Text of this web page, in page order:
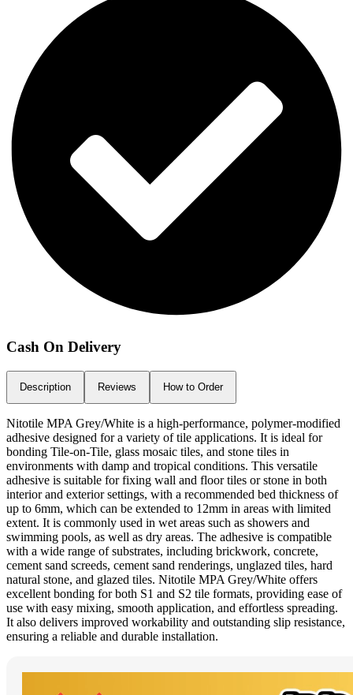
Cash On Delivery
Description Reviews How to Order
Nitotile MPA Grey/White is a high-performance, polymer-modified
adhesive designed for a variety of tile applications. It is ideal for
bonding Tile-on-Tile, glass mosaic tiles, and stone tiles in
environments with damp and tropical conditions. This versatile
adhesive is suitable for fixing wall and floor tiles or stone in both
interior and exterior settings, with a recommended bed thickness of
up to 6mm, which can be extended to 12mm in areas with limited
extent. It is commonly used in wet areas such as showers and
swimming pools, as well as dry areas. The adhesive is compatible
with a wide range of substrates, including brickwork, concrete,
cement sand screeds, cement sand renderings, unglazed tiles, hard
natural stone, and glazed tiles. Nitotile MPA Grey/White offers
excellent bonding for both S1 and S2 tile formats, providing ease of
use with easy mixing, smooth application, and effortless spreading.
It also delivers improved workability and outstanding slip resistance,
ensuring a reliable and durable installation.